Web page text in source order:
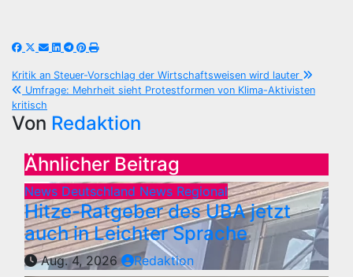
Beitragsnavigation
Kritik an Steuer-Vorschlag der Wirtschaftsweisen wird lauter
Umfrage: Mehrheit sieht Protestformen von Klima-Aktivisten
kritisch
Von Redaktion
Ähnlicher Beitrag
News Deutschland News Regional
Hitze-Ratgeber des UBA jetzt
auch in Leichter Sprache
Aug. 4, 2026
Redaktion